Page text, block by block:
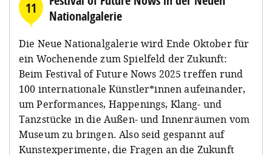
11
Nationalgalerie
Die Neue Nationalgalerie wird Ende Oktober für
ein Wochenende zum Spielfeld der Zukunft:
Beim Festival of Future Nows 2025 treffen rund
100 internationale Künstler*innen aufeinander,
um Performances, Happenings, Klang- und
Tanzstücke in die Außen- und Innenräumen vom
Museum zu bringen. Also seid gespannt auf
Kunstexperimente, die Fragen an die Zukunft